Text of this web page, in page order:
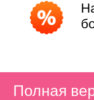
Полная